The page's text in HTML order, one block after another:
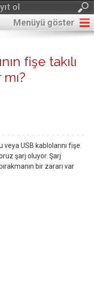
ol
Menüyü göster
fişe takılı
USB kablolarını fişe
şarj oluyor. Şarj
bir zararı var